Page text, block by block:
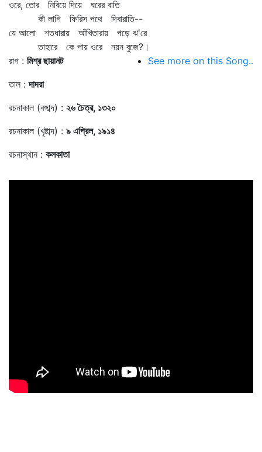
ওরে, তোর নিবিয়ে দিয়ে ঘরের বাতি
কী লাগি ফিরিস পথে দিবারাতি--
যে আলো শতধারায় আঁখিতারায় পড়ে ঝ'রে
তাহারে কে পায় ওরে নয়ন বুজে?।
রাগ : মিশ্র ছায়ানট
তাল :দাদরা
রচনাকাল (বঙ্গাব্দ) : ২৬ চৈত্র, ১৩২০
রচনাকাল (খৃষ্টাব্দ) : ৯ এপ্রিল, ১৯১৪
রচনাস্থান : কলকাতা
See more on this Song..